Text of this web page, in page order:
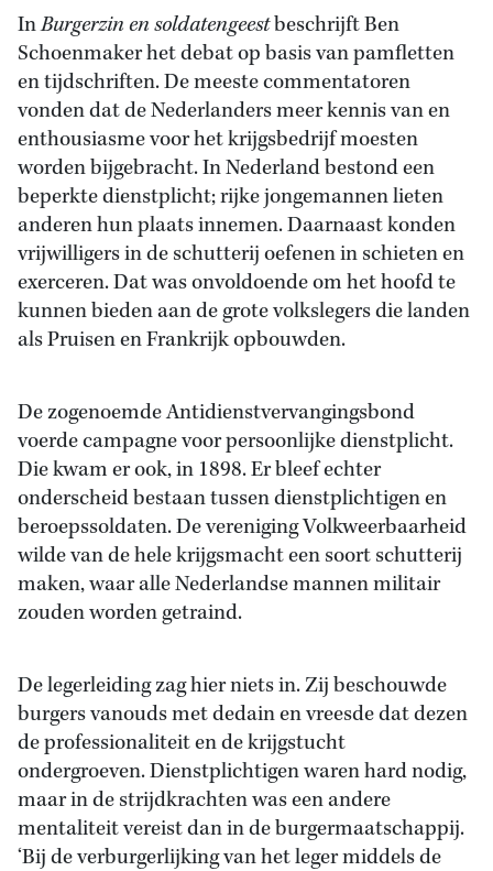
InBurgerzin en soldatengeestbeschrijft Ben
Schoenmaker het debat op basis van pamfletten
en tijdschriften. De meeste commentatoren
vonden dat de Nederlanders meer kennis van en
enthousiasme voor het krijgsbedrijf moesten
worden bijgebracht. In Nederland bestond een
beperkte dienstplicht; rijke jongemannen lieten
anderen hun plaats innemen. Daarnaast konden
vrijwilligers in de schutterij oefenen in schieten en
exerceren. Dat was onvoldoende om het hoofd te
kunnen bieden aan de grote volkslegers die landen
als Pruisen en Frankrijk opbouwden.
De zogenoemde Antidienstvervangingsbond
voerde campagne voor persoonlijke dienstplicht.
Die kwam er ook, in 1898. Er bleef echter
onderscheid bestaan tussen dienstplichtigen en
beroepssoldaten. De vereniging Volkweerbaarheid
wilde van de hele krijgsmacht een soort schutterij
maken, waar alle Nederlandse mannen militair
zouden worden getraind.
De legerleiding zag hier niets in. Zij beschouwde
burgers vanouds met dedain en vreesde dat dezen
de professionaliteit en de krijgstucht
ondergroeven. Dienstplichtigen waren hard nodig,
maar in de strijdkrachten was een andere
mentaliteit vereist dan in de burgermaatschappij.
‘Bij de verburgerlijking van het leger middels de